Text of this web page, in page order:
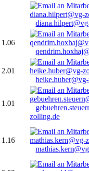
1.06
2.01
1.01
zolling.de
1.16